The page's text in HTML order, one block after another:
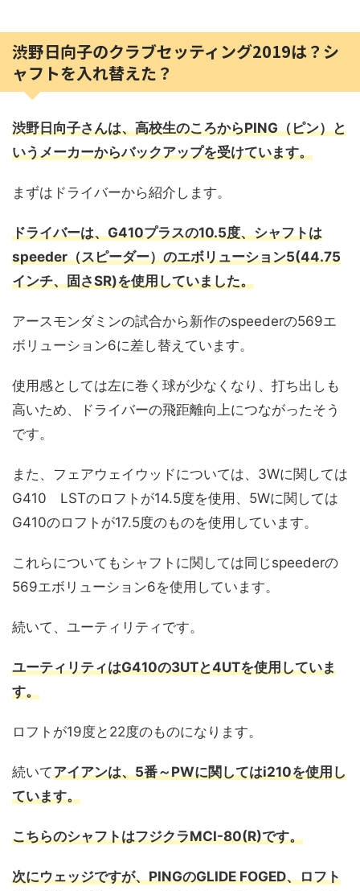
渋野日向子のクラブセッティング2019は？シ
ャフトを入れ替えた？
渋野日向子さんは、高校生のころからPING（ピン）と
いうメーカーからバックアップを受けています。
まずはドライバーから紹介します。
ドライバーは、G410プラスの10.5度、シャフトは
speeder（スピーダー）のエボリューション5(44.75
インチ、固さSR)を使用していました。
アースモンダミンの試合から新作のspeederの569エ
ボリューション6に差し替えています。
使用感としては左に巻く球が少なくなり、打ち出しも
高いため、ドライバーの飛距離向上につながったそう
です。
また、フェアウェイウッドについては、3Wに関しては
G410 LSTのロフトが14.5度を使用、5Wに関しては
G410のロフトが17.5度のものを使用しています。
これらについてもシャフトに関しては同じspeederの
569エボリューション6を使用しています。
続いて、ユーティリティです。
ユーティリティはG410の3UTと4UTを使用していま
す。
ロフトが19度と22度のものになります。
続いてアイアンは、5番～PWに関してはi210を使用し
ています。
こちらのシャフトはフジクラMCI-80(R)です。
次にウェッジですが、PINGのGLIDE FOGED、ロフト